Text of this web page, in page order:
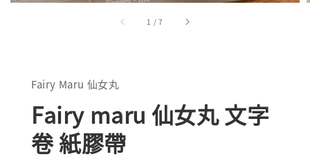
1 /7
Fairy Maru 仙女丸
Fairy maru 仙女丸 文字
卷 紙膠帶